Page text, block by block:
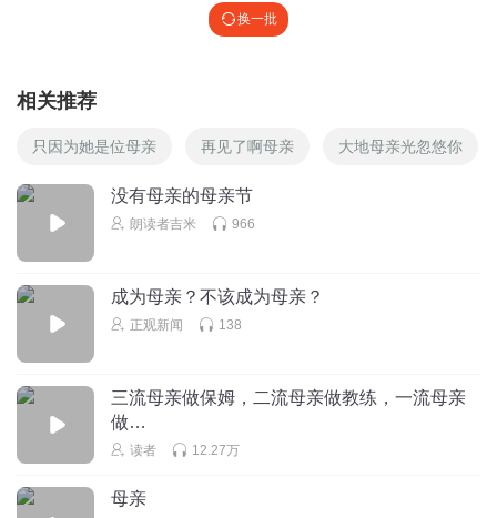
换一批
相关推荐
只因为她是位母亲 再见了啊母亲 大地母亲光忽悠你
没有母亲的母亲节
朗读者吉米 966
成为母亲？不该成为母亲？
正观新闻 138
三流母亲做保姆，二流母亲做教练，一流母亲
做…
读者 12.27万
母亲